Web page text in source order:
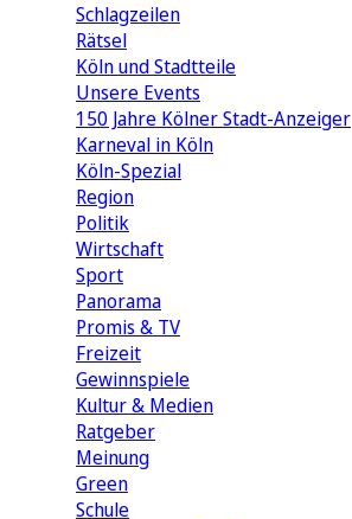
Schlagzeilen
Rätsel
Köln und Stadtteile
Unsere Events
150 Jahre Kölner Stadt-Anzeiger
Karneval in Köln
Köln-Spezial
Region
Politik
Wirtschaft
Sport
Panorama
Promis & TV
Freizeit
Gewinnspiele
Kultur & Medien
Ratgeber
Meinung
Green
Schule